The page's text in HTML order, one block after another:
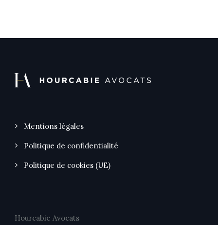
Mentions légales
Politique de confidentialité
Politique de cookies (UE)
Hourcabie Avocats